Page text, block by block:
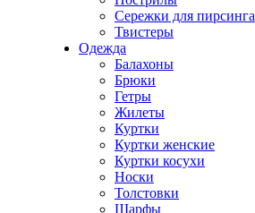
Сережки для пирсинга
Твистеры
Одежда
Балахоны
Брюки
Гетры
Жилеты
Куртки
Куртки женские
Куртки косухи
Носки
Толстовки
Шарфы